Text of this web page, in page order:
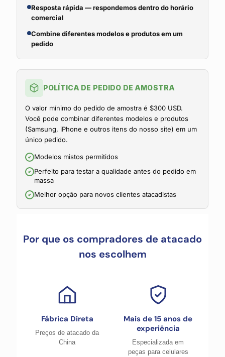
Resposta rápida — respondemos dentro do horário
comercial
Combine diferentes modelos e produtos em um
pedido
POLÍTICA DE PEDIDO DE AMOSTRA
O valor mínimo do pedido de amostra é $300 USD.
Você pode combinar diferentes modelos e produtos
(Samsung, iPhone e outros itens do nosso site) em um
único pedido.
Modelos mistos permitidos
Perfeito para testar a qualidade antes do pedido em
massa
Melhor opção para novos clientes atacadistas
Por que os compradores de atacado
nos escolhem
Fábrica Direta
Preços de atacado da
China
Mais de 15 anos de
experiência
Especializada em
peças para celulares